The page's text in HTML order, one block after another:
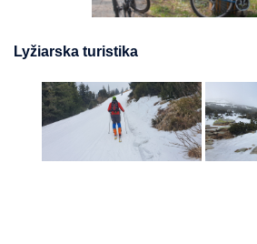
Lyžiarska turistika